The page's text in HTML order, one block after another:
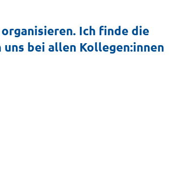
Ich finde die
bei allen Kollegen:innen